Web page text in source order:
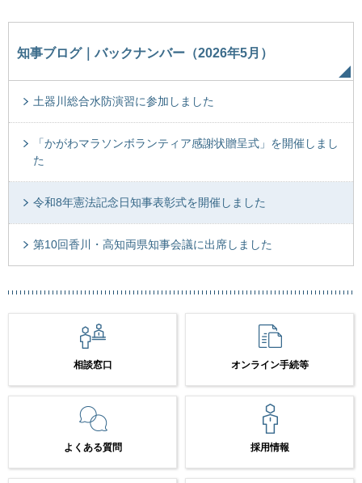
知事ブログ｜バックナンバー（2026年5月）
土器川総合水防演習に参加しました
「かがわマラソンボランティア感謝状贈呈式」を開催しまし
た
令和8年憲法記念日知事表彰式を開催しました
第10回香川・高知両県知事会議に出席しました
相談窓口 オンライン手続等
よくある質問 採用情報